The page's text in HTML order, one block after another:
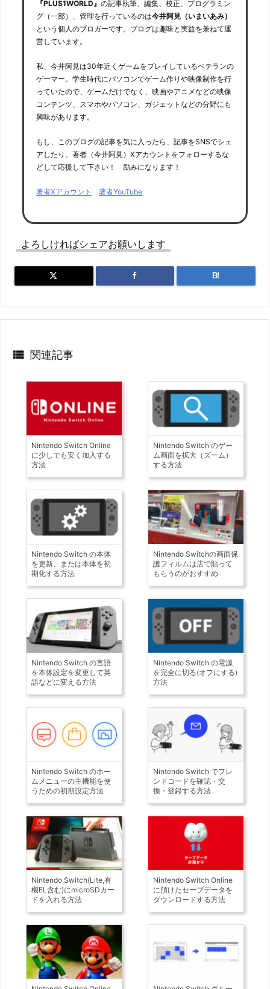
『PLUS1WORLD』 の記事執筆、編集、校正、プログラミン
グ（一部）、管理を行っているのは今井阿見（いまいあみ）
という個人のブロガーです。ブログは趣味と実益を兼ねて運
営しています。
私、今井阿見は30年近くゲームをプレイしているベテランの
ゲーマー。学生時代にパソコンでゲーム作りや映像制作を行
っていたので、ゲームだけでなく、映画やアニメなどの映像
コンテンツ、スマホやパソコン、ガジェットなどの分野にも
興味があります。
もし、このブログの記事を気に入ったら、記事をSNSでシェ
アしたり、著者（今井阿見）Xアカウントをフォローするな
どして応援して下さい！ 励みになります！
著者Xアカウント 著者YouTube
よろしければシェアお願いします
B!
 関連記事
Nintendo Switch Online
に少しでも安く加入する
方法
Nintendo Switch のゲー
ム画面を拡大（ズーム）
する方法
Nintendo Switch の本体
を更新、または本体を初
期化する方法
Nintendo Switchの画面保
護フィルムは店で貼って
もらうのがおすすめ
Nintendo Switch の言語
を本体設定を変更して英
語などに変える方法
Nintendo Switch の電源
を完全に切る(オフにする)
方法
Nintendo Switch のホー
ムメニューの主機能を使
うための初期設定方法
Nintendo Switch でフレ
ンドコードを確認・交
換・登録する方法
Nintendo Switch(Lite,有
機EL含む)にmicroSDカー
ドを入れる方法
Nintendo Switch Online
に預けたセーブデータを
ダウンロードする方法